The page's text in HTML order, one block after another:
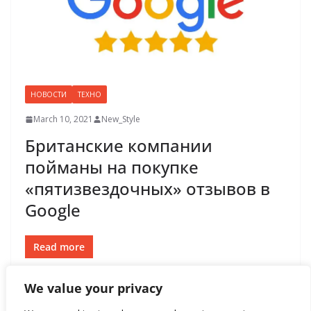
We value your privacy
НОВОСТИ ТЕХНО
March 10, 2021 New_Style
Британские компании
пойманы на покупке
«пятизвездочных» отзывов в
Google
Read more